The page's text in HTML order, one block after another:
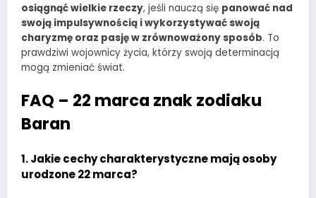
osiągnąć wielkie rzeczy, jeśli nauczą się panować nad
swoją impulsywnością i wykorzystywać swoją
charyzmę oraz pasję w zrównoważony sposób. To
prawdziwi wojownicy życia, którzy swoją determinacją
mogą zmieniać świat.
FAQ – 22 marca znak zodiaku
Baran
1. Jakie cechy charakterystyczne mają osoby
urodzone 22 marca?